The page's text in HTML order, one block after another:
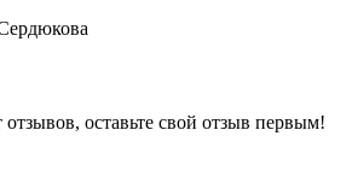
оставьте свой отзыв первым!